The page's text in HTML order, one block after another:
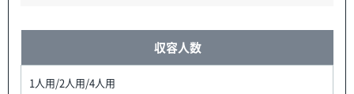
収容人数
1人用/2人用/4人用